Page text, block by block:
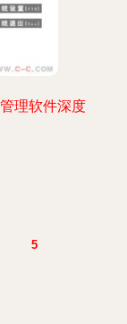
理软件深度
5